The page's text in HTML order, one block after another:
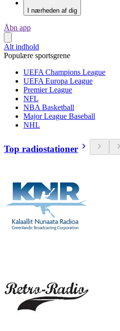
I nærheden af dig
Åbn app
Alt indhold
Populære sportsgrene
UEFA Champions League
UEFA Europa League
Premier League
NFL
NBA Basketball
Major League Baseball
NHL
Top radiostationer